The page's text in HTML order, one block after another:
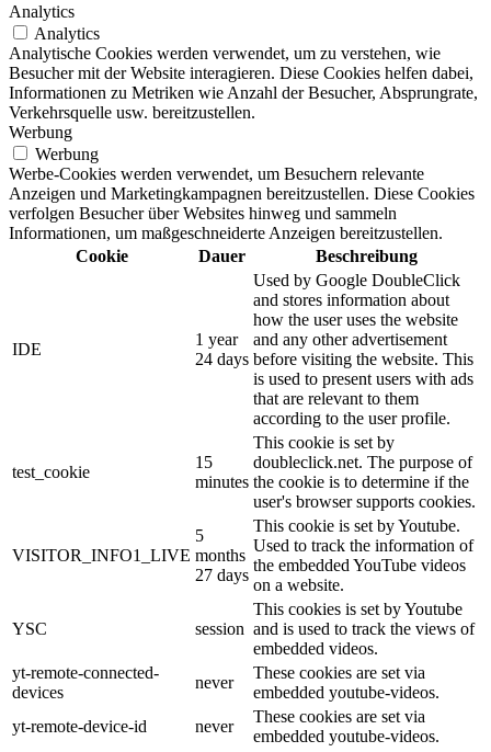
Analytics
Analytics
Analytische Cookies werden verwendet, um zu verstehen, wie
Besucher mit der Website interagieren. Diese Cookies helfen dabei,
Informationen zu Metriken wie Anzahl der Besucher, Absprungrate,
Verkehrsquelle usw. bereitzustellen.
Werbung
Werbung
Werbe-Cookies werden verwendet, um Besuchern relevante
Anzeigen und Marketingkampagnen bereitzustellen. Diese Cookies
verfolgen Besucher über Websites hinweg und sammeln
Informationen, um maßgeschneiderte Anzeigen bereitzustellen.
Cookie
Dauer Beschreibung
IDE
1 year
24 days
Used by Google DoubleClick
and stores information about
how the user uses the website
and any other advertisement
before visiting the website. This
is used to present users with ads
that are relevant to them
according to the user profile.
test_cookie
15
minutes
This cookie is set by
doubleclick.net. The purpose of
the cookie is to determine if the
user's browser supports cookies.
VISITOR_INFO1_LIVE
5
months
27 days
This cookie is set by Youtube.
Used to track the information of
the embedded YouTube videos
on a website.
YSC session
This cookies is set by Youtube
and is used to track the views of
embedded videos.
yt-remote-connected-
devices
never
These cookies are set via
embedded youtube-videos.
yt-remote-device-id
never
These cookies are set via
embedded youtube-videos.